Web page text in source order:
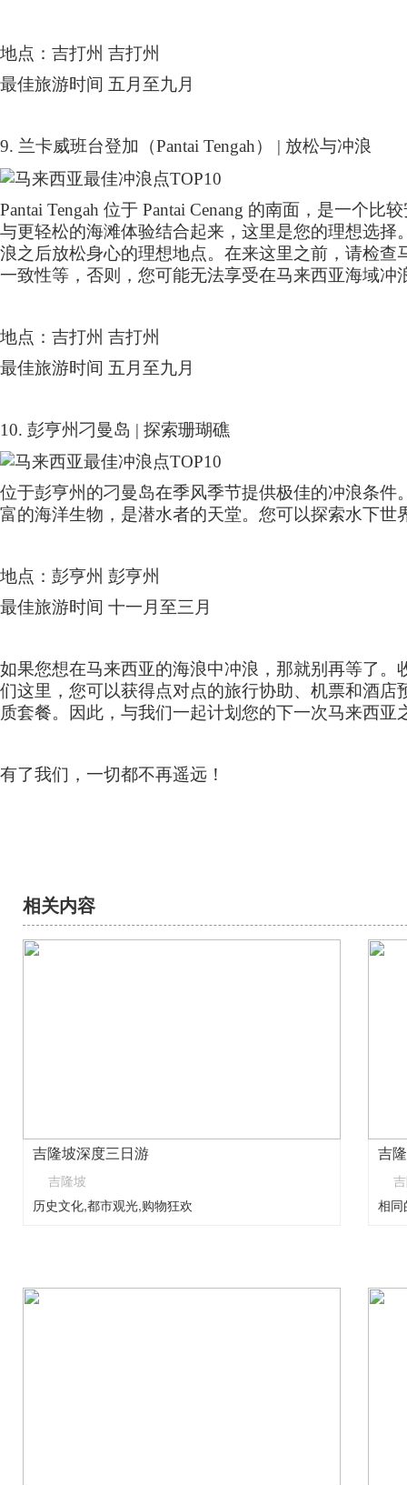
地点：吉打州 吉打州
最佳旅游时间 五月至九月
9. 兰卡威班台登加（Pantai Tengah） | 放松与冲浪
Pantai Tengah 位于 Pantai Cenang 的南面，是一个比
与更轻松的海滩体验结合起来，这里是您的理想选
浪之后放松身心的理想地点。在来这里之前，请检
一致性等，否则，您可能无法享受在马来西亚海域冲
地点：吉打州 吉打州
最佳旅游时间 五月至九月
10. 彭亨州刁曼岛 | 探索珊瑚礁
位于彭亨州的刁曼岛在季风季节提供极佳的冲浪条
富的海洋生物，是潜水者的天堂。您可以探索水下世
地点：彭亨州 彭亨州
最佳旅游时间 十一月至三月
如果您想在马来西亚的海浪中冲浪，那就别再等了
们这里，您可以获得点对点的旅行协助、机票和酒
质套餐。因此，与我们一起计划您的下一次马来西亚
有了我们，一切都不再遥远！
相关内容
吉隆坡深度三日游
吉隆坡
历史文化,都市观光,购物狂欢
吉
相同